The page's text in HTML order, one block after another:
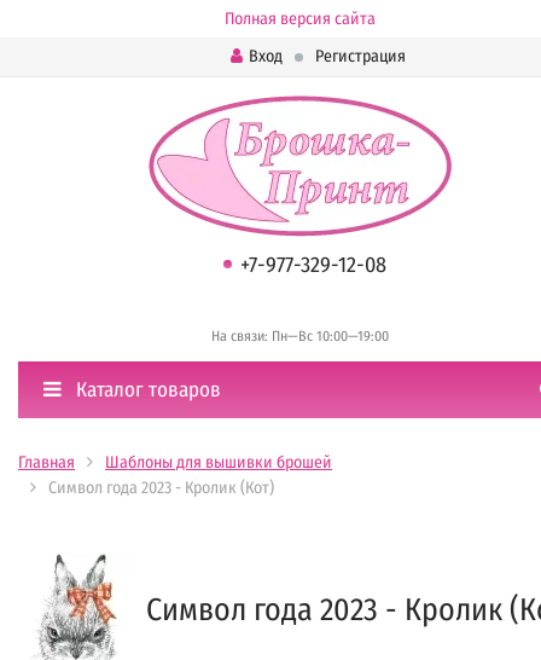
Полная версия сайта
Вход
Регистрация
+7-977-329-12-08
На связи: Пн—Вс 10:00—19:00
Каталог товаров
Главная
Шаблоны для вышивки брошей
Символ года 2023 - Кролик (Кот)
Символ года 2023 - Кролик